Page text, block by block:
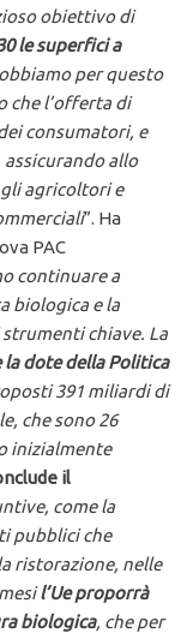
obiettivo di
le superfici a
per questo
che l’offerta di
consumatori, e
allo
agricoltori e
”. Ha
PAC
continuare a
biologica e la
chiave. La
dote della Politica
391 miliardi di
che sono 26
inizialmente
il
come la
pubblici che
ristorazione, nelle
l’Ue proporrà
biologica, che per